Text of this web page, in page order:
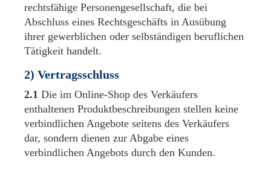
rechtsfähige Personengesellschaft, die bei
Abschluss eines Rechtsgeschäfts in Ausübung
ihrer gewerblichen oder selbständigen beruflichen
Tätigkeit handelt.
2) Vertragsschluss
2.1 Die im Online-Shop des Verkäufers
enthaltenen Produktbeschreibungen stellen keine
verbindlichen Angebote seitens des Verkäufers
dar, sondern dienen zur Abgabe eines
verbindlichen Angebots durch den Kunden.